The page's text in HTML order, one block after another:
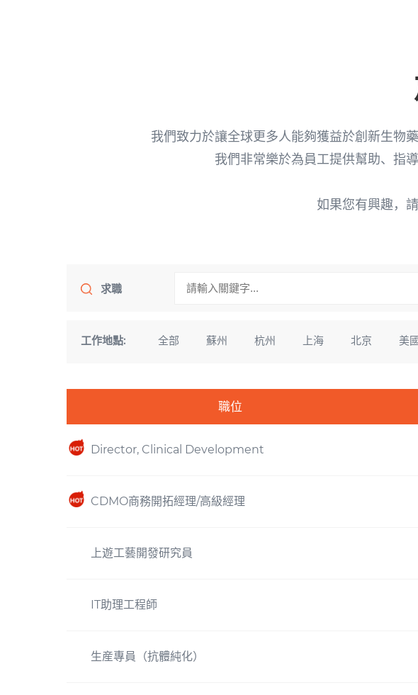
我們致力於讓全球更多人能夠獲益於創新生物
我們非常樂於為員工提供幫助、指
如果您有興趣，
求職
工作地點: 全部 蘇州 杭州 上海 北京 美
職位
Director, Clinical Development
CDMO商務開拓經理/高級經理
上遊工藝開發研究員
IT助理工程師
生産專員（抗體純化）